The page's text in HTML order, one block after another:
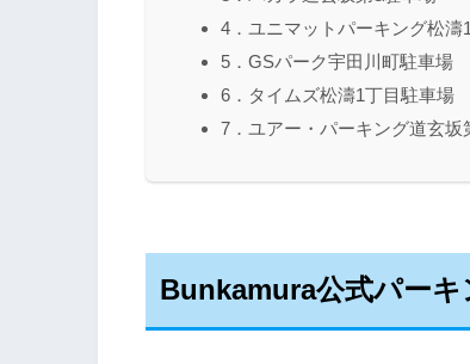
4．ユニマットパーキング松濤
5．GSパーク宇田川町駐車場
6．タイムズ松濤1丁目駐車場
7．ユアー・パーキング道玄坂
Bunkamura公式パーキ